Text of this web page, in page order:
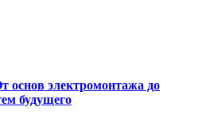
основ электромонтажа до
будущего